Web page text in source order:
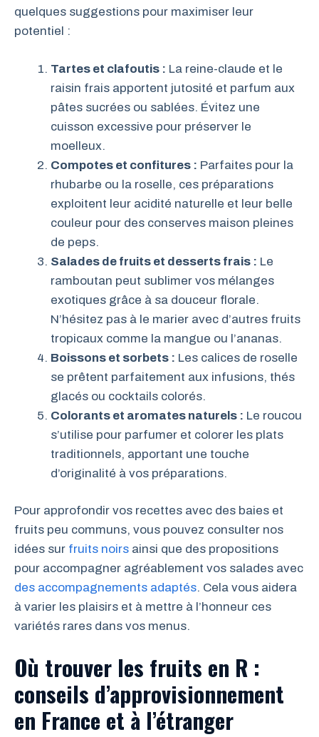
quelques suggestions pour maximiser leur
potentiel :
Tartes et clafoutis : La reine-claude et le
raisin frais apportent jutosité et parfum aux
pâtes sucrées ou sablées. Évitez une
cuisson excessive pour préserver le
moelleux.
Compotes et confitures : Parfaites pour la
rhubarbe ou la roselle, ces préparations
exploitent leur acidité naturelle et leur belle
couleur pour des conserves maison pleines
de peps.
Salades de fruits et desserts frais : Le
ramboutan peut sublimer vos mélanges
exotiques grâce à sa douceur florale.
N’hésitez pas à le marier avec d’autres fruits
tropicaux comme la mangue ou l’ananas.
Boissons et sorbets : Les calices de roselle
se prêtent parfaitement aux infusions, thés
glacés ou cocktails colorés.
Colorants et aromates naturels : Le roucou
s’utilise pour parfumer et colorer les plats
traditionnels, apportant une touche
d’originalité à vos préparations.
Pour approfondir vos recettes avec des baies et
fruits peu communs, vous pouvez consulter nos
idées sur fruits noirs ainsi que des propositions
pour accompagner agréablement vos salades avec
des accompagnements adaptés. Cela vous aidera
à varier les plaisirs et à mettre à l’honneur ces
variétés rares dans vos menus.
Où trouver les fruits en R :
conseils d’approvisionnement
en France et à l’étranger